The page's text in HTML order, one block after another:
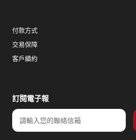
付款方式
交易保障
客戶續約
訂閱電子報
Email